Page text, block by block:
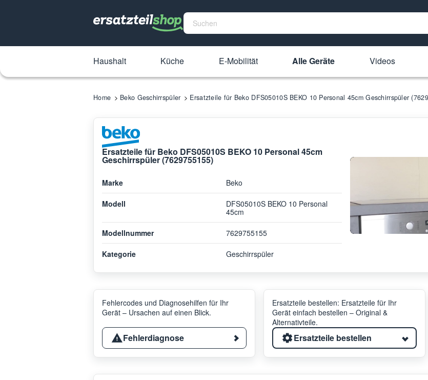
Haushalt Küche E-Mobilität Alle Geräte Videos
Home Beko Geschirrspüler Ersatzteile für Beko DFS05010S BEKO 10 Personal 45cm Geschirrspüler
Ersatzteile für Beko DFS05010S BEKO 10 Personal 45cm
Geschirrspüler (7629755155)
Marke Beko
Modell
DFS05010S BEKO 10 Personal
45cm
Modellnummer 7629755155
Kategorie Geschirrspüler
Fehlercodes und Diagnosehilfen für Ihr
Gerät – Ursachen auf einen Blick.
Fehlerdiagnose
Ersatzteile bestellen: Ersatzteile für Ihr
Gerät einfach bestellen – Original &
Alternativteile.
Ersatzteile bestellen